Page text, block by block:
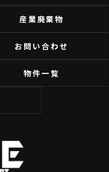
産業廃棄物
お問い合わせ
物件一覧